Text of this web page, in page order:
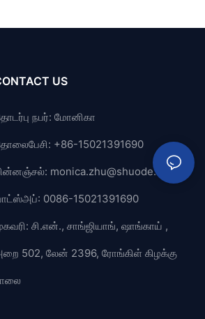
US
நபர்: மோனிகா
+86-15021391690
monica.zhu@shuode.cn
0086-15021391690
சி.என்., சாங்ஜியாங், ஷாங்காய் ,
502, லேன் 2396, ரோங்கிள் கிழக்கு